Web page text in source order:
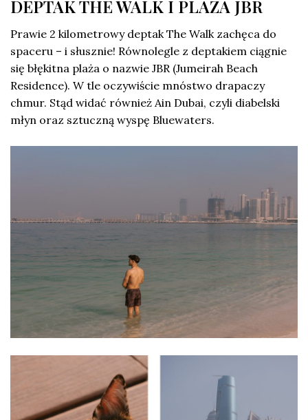
DEPTAK THE WALK I PLAŻA JBR
Prawie 2 kilometrowy deptak The Walk zachęca do
spaceru – i słusznie! Równolegle z deptakiem ciągnie
się błękitna plaża o nazwie JBR (Jumeirah Beach
Residence). W tle oczywiście mnóstwo drapaczy
chmur. Stąd widać również Ain Dubai, czyli diabelski
młyn oraz sztuczną wyspę Bluewaters.